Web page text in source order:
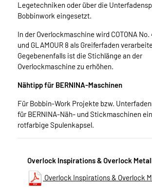
Legetechniken oder über die
Bobbinwork eingesetzt.
In der Overlockmaschine wird COTONA No.
und GLAMOUR 8 als Greiferfaden
Gegebenenfalls ist die Stichlänge an der
Overlockmaschine zu erhöhen.
Nähtipp für BERNINA-Maschinen
Für Bobbin-Work Projekte bzw.
für BERNINA-Näh- und Stickmaschinen
rotfarbige Spulenkapsel.
Overlock Inspirations & Overlock
Overlock Inspirations & Overlock